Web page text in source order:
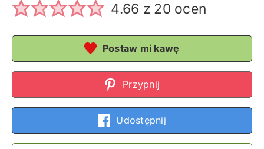
4.66 z 20 ocen
Postaw mi kawę
Przypnij
Udostępnij